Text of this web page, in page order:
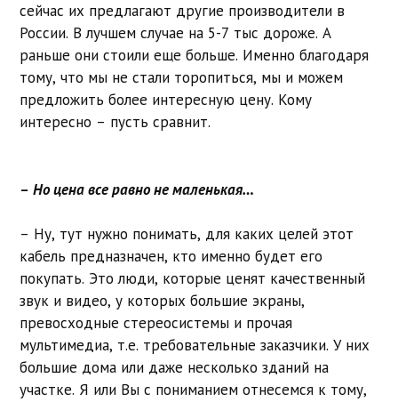
сейчас их предлагают другие производители в
России. В лучшем случае на 5-7 тыс дороже. А
раньше они стоили еще больше. Именно благодаря
тому, что мы не стали торопиться, мы и можем
предложить более интересную цену. Кому
интересно – пусть сравнит.
– Но цена все равно не маленькая…
– Ну, тут нужно понимать, для каких целей этот
кабель предназначен, кто именно будет его
покупать. Это люди, которые ценят качественный
звук и видео, у которых большие экраны,
превосходные стереосистемы и прочая
мультимедиа, т.е. требовательные заказчики. У них
большие дома или даже несколько зданий на
участке. Я или Вы с пониманием отнесемся к тому,